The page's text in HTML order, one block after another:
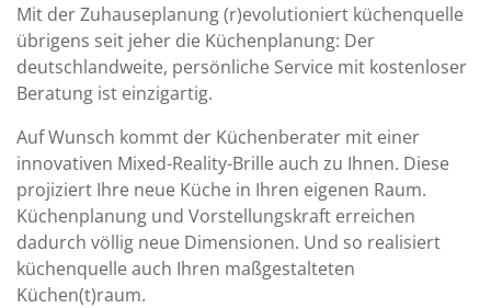
Mit der Zuhauseplanung (r)evolutioniert küchenquelle
übrigens seit jeher die Küchenplanung: Der
deutschlandweite, persönliche Service mit kostenloser
Beratung ist einzigartig.
Auf Wunsch kommt der Küchenberater mit einer
innovativen Mixed-Reality-Brille auch zu Ihnen. Diese
projiziert Ihre neue Küche in Ihren eigenen Raum.
Küchenplanung und Vorstellungskraft erreichen
dadurch völlig neue Dimensionen. Und so realisiert
küchenquelle auch Ihren maßgestalteten
Küchen(t)raum.